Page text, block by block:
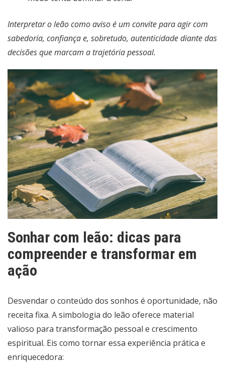
Interpretar o leão como aviso é um convite para agir com
sabedoria, confiança e, sobretudo, autenticidade diante das
decisões que marcam a trajetória pessoal.
Sonhar com leão: dicas para
compreender e transformar em
ação
Desvendar o conteúdo dos sonhos é oportunidade, não
receita fixa. A simbologia do leão oferece material
valioso para transformação pessoal e crescimento
espiritual. Eis como tornar essa experiência prática e
enriquecedora: